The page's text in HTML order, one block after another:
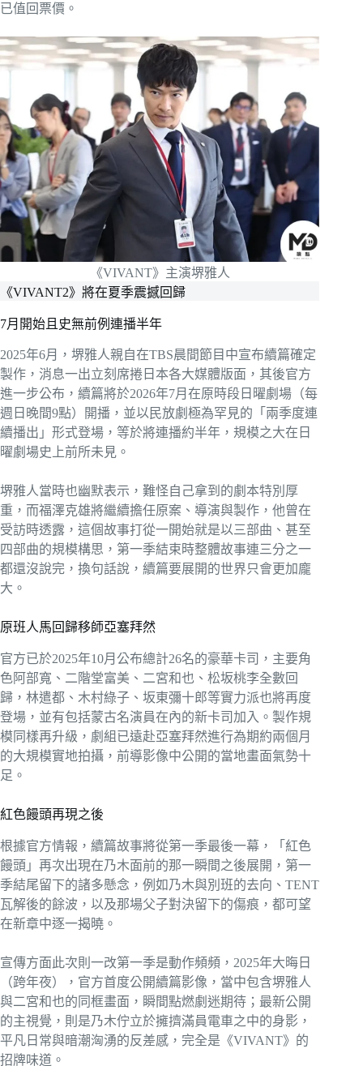
已值回票價。
《VIVANT》主演堺雅人
《VIVANT2》將在夏季震撼回歸
7月開始且史無前例連播半年
2025年6月，堺雅人親自在TBS晨間節目中宣布續篇確定
製作，消息一出立刻席捲日本各大媒體版面，其後官方
進一步公布，續篇將於2026年7月在原時段日曜劇場（每
週日晚間9點）開播，並以民放劇極為罕見的「兩季度連
續播出」形式登場，等於將連播約半年，規模之大在日
曜劇場史上前所未見。
堺雅人當時也幽默表示，難怪自己拿到的劇本特別厚
重，而福澤克雄將繼續擔任原案、導演與製作，他曾在
受訪時透露，這個故事打從一開始就是以三部曲、甚至
四部曲的規模構思，第一季結束時整體故事連三分之一
都還沒說完，換句話說，續篇要展開的世界只會更加龐
大。
原班人馬回歸移師亞塞拜然
官方已於2025年10月公布總計26名的豪華卡司，主要角
色阿部寬、二階堂富美、二宮和也、松坂桃李全數回
歸，林遣都、木村綠子、坂東彌十郎等實力派也將再度
登場，並有包括蒙古名演員在內的新卡司加入。製作規
模同樣再升級，劇組已遠赴亞塞拜然進行為期約兩個月
的大規模實地拍攝，前導影像中公開的當地畫面氣勢十
足。
紅色饅頭再現之後
根據官方情報，續篇故事將從第一季最後一幕，「紅色
饅頭」再次出現在乃木面前的那一瞬間之後展開，第一
季結尾留下的諸多懸念，例如乃木與別班的去向、TENT
瓦解後的餘波，以及那場父子對決留下的傷痕，都可望
在新章中逐一揭曉。
宣傳方面此次則一改第一季是動作頻頻，2025年大晦日
（跨年夜），官方首度公開續篇影像，當中包含堺雅人
與二宮和也的同框畫面，瞬間點燃劇迷期待；最新公開
的主視覺，則是乃木佇立於擁擠滿員電車之中的身影，
平凡日常與暗潮洶湧的反差感，完全是《VIVANT》的
招牌味道。